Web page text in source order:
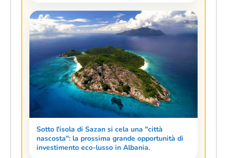
Sotto l'isola di Sazan si cela una "città
nascosta": la prossima grande opportunità di
investimento eco-lusso in Albania.